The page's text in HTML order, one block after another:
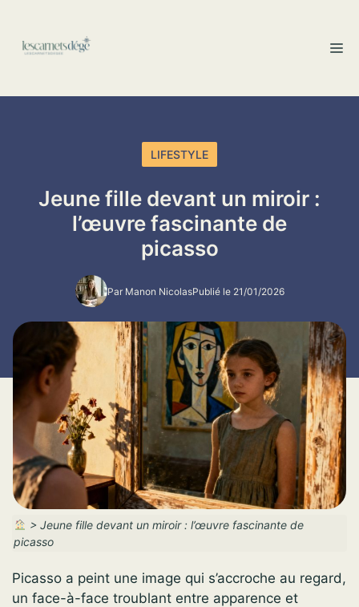
contenu
LIFESTYLE
Jeune fille devant un miroir :
l’œuvre fascinante de
picasso
Par Manon NicolasPublié le 21/01/2026
> Jeune fille devant un miroir : l’œuvre fascinante de
picasso
Picasso a peint une image qui s’accroche au regard,
un face-à-face troublant entre apparence et